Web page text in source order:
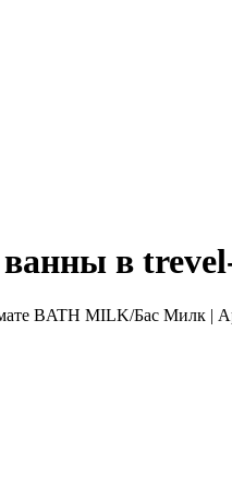
в
BATH MILK/Бас Милк |